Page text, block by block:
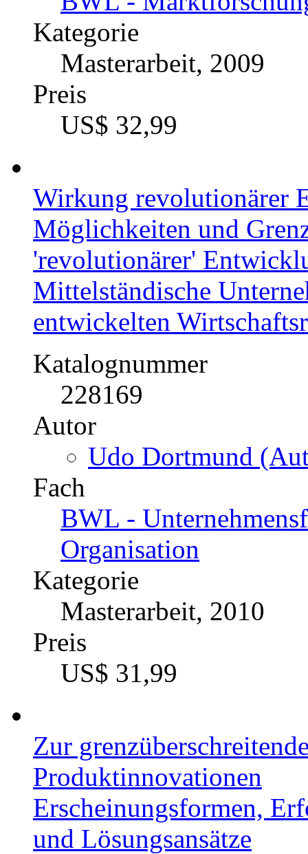
Kategorie
Masterarbeit, 2009
Preis
US$ 32,99
Wirkung revolutionärer
Möglichkeiten und
'revolutionärer'
Mittelständische
entwickelten
Katalognummer
228169
Autor
Udo Dortmund
Fach
BWL -
Organisation
Kategorie
Masterarbeit, 2010
Preis
US$ 31,99
Zur
Produktinnovationen
Erscheinungsformen,
und Lösungsansätze